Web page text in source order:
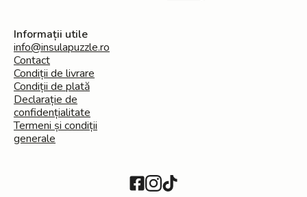
Informații utile
info@insulapuzzle.ro
Contact
Condiții de livrare
Condiții de plată
Declarație de
confidențialitate
Termeni și condiții
generale